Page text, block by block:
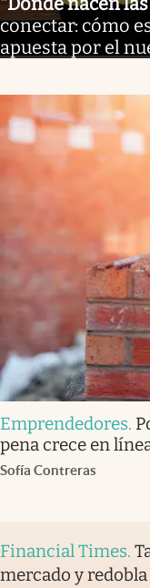
conectar: cómo
apuesta por el
Emprendedores.
pena crece en
Sofía Contreras
Financial Times.
mercado y